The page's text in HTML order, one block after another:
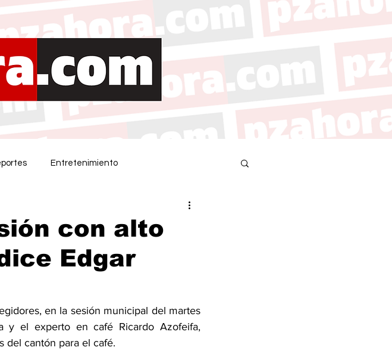
Entretenimiento
con alto
Edgar
en la sesión municipal del martes
y el experto en café Ricardo Azofeifa,
del cantón para el café.